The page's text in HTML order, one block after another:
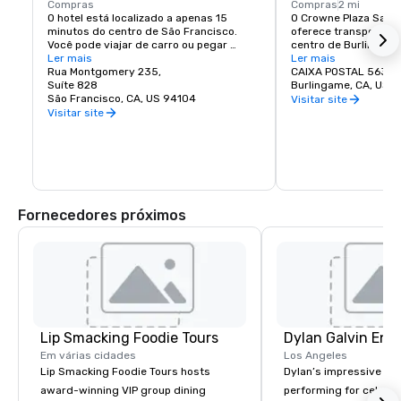
Compras
O hotel está localizado a apenas 15
minutos do centro de São Francisco.
Você pode viajar de carro ou pegar
nosso ônibus para o BART (Bay Area
Rapid Transit) para acessar o destino
mais incrível de renome mundial.
Ler mais
Rua Montgomery 235,
Suíte 828
São Francisco, CA, US 94104
Visitar site
Compras2 mi
O Crowne Plaza San
oferece transporte
centro de
opções de compras
Ler mais
CAIXA POSTAL 563
Burlingame, CA, US
Visitar site
Fornecedores próximos
Lip Smacking Foodie Tours
Em várias cidades
Lip Smacking Foodie Tours hosts
award-winning VIP group dining
Dylan Galvin
Los Angeles
Dylan’s impressive
performing for